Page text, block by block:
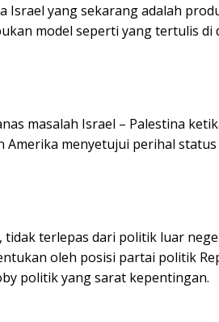
Israel yang sekarang adalah
model seperti yang tertulis di
masalah Israel – Palestina
Amerika menyetujui perihal status
tidak terlepas dari politik luar
oleh posisi partai politik
politik yang sarat kepentingan.